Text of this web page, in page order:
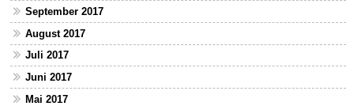
September 2017
August 2017
Juli 2017
Juni 2017
Mai 2017